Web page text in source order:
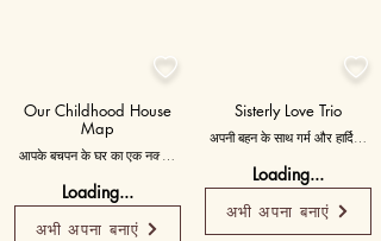

Our Childhood House
Map
आपके बचपन के घर का एक नक्शा,
उस घर से साझा यादों को याद करते
हुए।
Loading...
अभी अपना बनाएं

Sisterly Love Trio
अपनी बहन के साथ गर्म और हार्दिक
का चयन करें, उसके लिए अपने प्यार
और प्रशंसा को व्यक्त करने वाले
संदेशों के साथ।
Loading...
अभी अपना बनाएं